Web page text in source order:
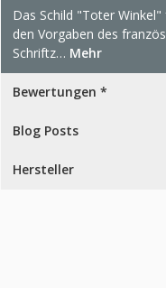
Das Schild "Toter
den Vorgaben des
Schriftz… Mehr
Bewertungen *
Blog Posts
Hersteller